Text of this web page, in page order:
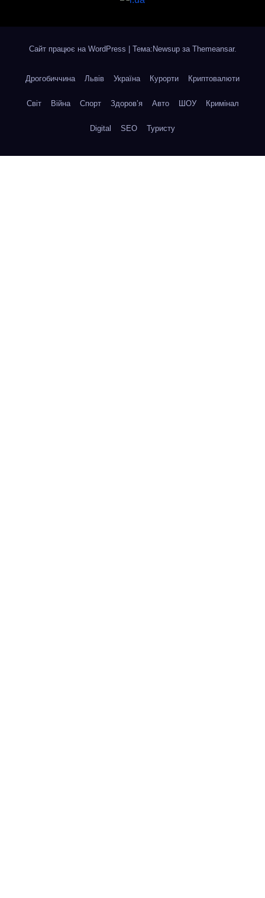
Сайт працює на WordPress Тема:Newsup за Themeansar.
Дрогобиччина Львів Україна Курорти Криптовалюти
Світ Війна Спорт Здоров’я Авто ШОУ Кримінал
Digital SEO Туристу